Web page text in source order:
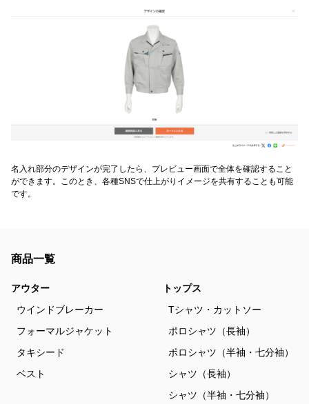
名入れ部分のデザインが完了したら、プレビュー画面で全体を確認すること
ができます。このとき、各種SNSで仕上がりイメージを共有することも可能
です。
商品一覧
アウター
ウインドブレーカー
フォーマルジャケット
タキシード
ベスト
トップス
Tシャツ・カットソー
ポロシャツ（長袖）
ポロシャツ（半袖・七分袖）
シャツ（長袖）
シャツ（半袖・七分袖）